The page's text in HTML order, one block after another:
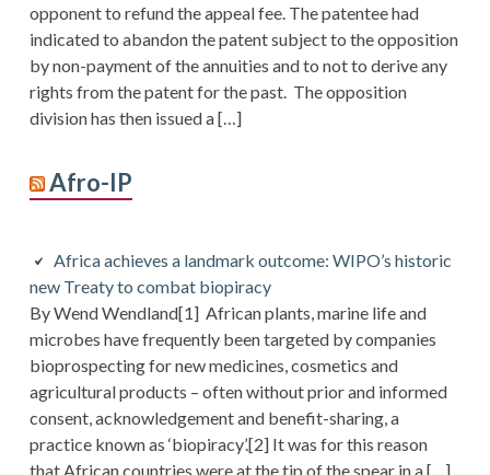
opponent to refund the appeal fee. The patentee had
indicated to abandon the patent subject to the opposition
by non-payment of the annuities and to not to derive any
rights from the patent for the past. The opposition
division has then issued a […]
Afro-IP
Africa achieves a landmark outcome: WIPO’s historic
new Treaty to combat biopiracy
By Wend Wendland[1] African plants, marine life and
microbes have frequently been targeted by companies
bioprospecting for new medicines, cosmetics and
agricultural products – often without prior and informed
consent, acknowledgement and benefit-sharing, a
practice known as ‘biopiracy’.[2] It was for this reason
that African countries were at the tip of the spear in a […]